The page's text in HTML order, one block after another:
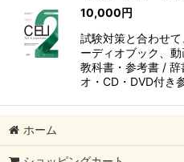
並び順:
絞り
10,000円
試験対策と合わせ
ーディオブック、
教科書・参考書 /
オ・CD・DVD付き
ホーム